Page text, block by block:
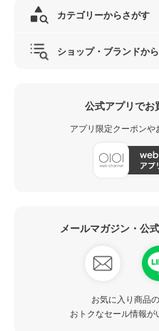
カテゴリーからさがす
ショップ・ブランドか
公式アプリでお
アプリ限定クーポンや
メールマガジン・公
お気に入り商品
おトクなセール情報が